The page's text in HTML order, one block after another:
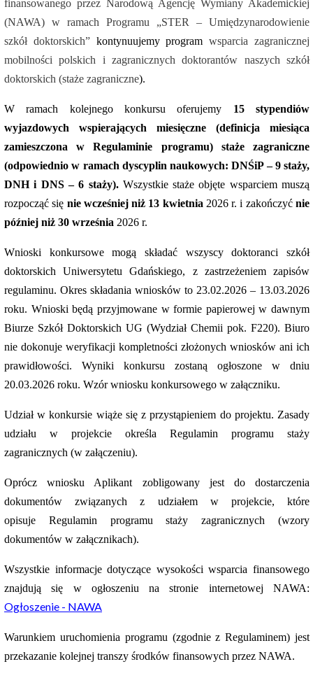
finansowanego przez Narodową Agencję Wymiany Akademickiej
(NAWA) w ramach Programu „STER – Umiędzynarodowienie
szkół doktorskich”kontynuujemy programwsparcia zagranicznej
mobilności polskich i zagranicznych doktorantów naszych szkół
doktorskich (staże zagraniczne).
W ramach kolejnego konkursu oferujemy 15 stypendiów
wyjazdowych wspierających miesięczne (definicja miesiąca
zamieszczona w Regulaminie programu) staże zagraniczne
(odpowiednio w ramach dyscyplin naukowych: DNŚiP – 9 staży,
DNH i DNS – 6 staży).Wszystkie staże objęte wsparciem muszą
rozpocząć się nie wcześniej niż 13 kwietnia 2026 r. i zakończyćnie
później niż 30 września 2026 r.
Wnioski konkursowe mogą składać wszyscy doktoranci szkół
doktorskich Uniwersytetu Gdańskiego, z zastrzeżeniem zapisów
regulaminu. Okres składania wniosków to 23.02.2026 – 13.03.2026
roku. Wnioski będą przyjmowane w formie papierowej w dawnym
Biurze Szkół Doktorskich UG (Wydział Chemii pok. F220). Biuro
nie dokonuje weryfikacji kompletności złożonych wniosków ani ich
prawidłowości. Wyniki konkursu zostaną ogłoszone w dniu
20.03.2026 roku. Wzór wniosku konkursowego w załączniku.
Udział w konkursie wiąże się z przystąpieniem do projektu. Zasady
udziału w projekcie określa Regulamin programu staży
zagranicznych (w załączeniu).
Oprócz wniosku Aplikant zobligowany jest do dostarczenia
dokumentów związanych z udziałem w projekcie, które
opisuje Regulamin programu staży zagranicznych (wzory
dokumentów w załącznikach).
Wszystkie informacje dotyczące wysokości wsparcia finansowego
znajdują się w ogłoszeniu na stronie internetowej NAWA:
Ogłoszenie - NAWA
Warunkiem uruchomienia programu (zgodnie z Regulaminem) jest
przekazanie kolejnej transzy środków finansowych przez NAWA.